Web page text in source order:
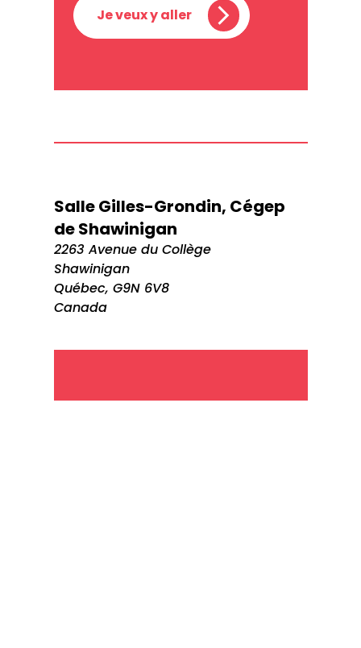
Je veux y aller
Salle Gilles-Grondin, Cégep
de Shawinigan
2263 Avenue du Collège
Shawinigan
Québec, G9N 6V8
Canada